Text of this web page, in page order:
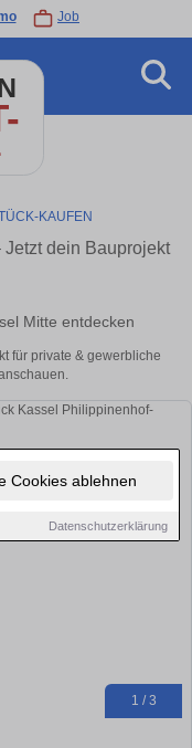
Cookies ablehnen
Datenschutzerklärung
Job
KAUFEN
dein Bauprojekt
Mitte entdecken
für private & gewerbliche
1 / 3